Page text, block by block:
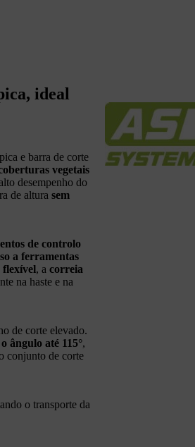
ideal
e barra de corte
vegetais
desempenho do
de altura sem
de controlo
a ferramentas
flexível, a correia
na haste e na
de corte elevado.
ângulo até 115°,
conjunto de corte
o transporte da